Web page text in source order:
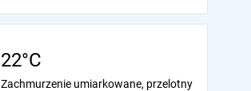
22°C
Zachmurzenie umiarkowane, przelotny